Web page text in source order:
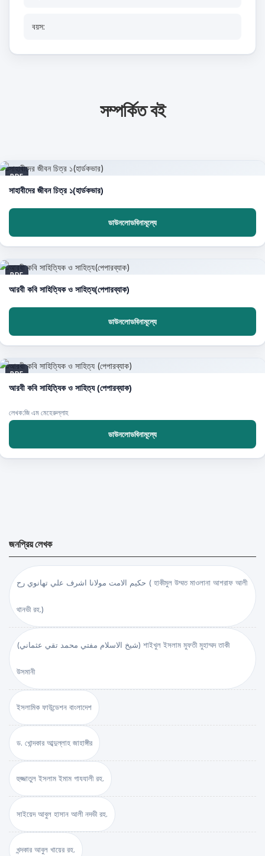
বয়স:
সম্পর্কিত বই
PDF
সাহাবীদের জীবন চিত্র ১(হার্ডকভার)
ডাউনলোডবিনামূল্যে
PDF
আরবী কবি সাহিত্যিক ও সাহিত্য(পেপারব্যাক)
ডাউনলোডবিনামূল্যে
PDF
আরবী কবি সাহিত্যিক ও সাহিত্য (পেপারব্যাক)
লেখক:জি এম মেহেরুল্লাহ
ডাউনলোডবিনামূল্যে
জনপ্রিয় লেখক
حكيم الامت مولانا اشرف علي تهانوي رح ( হাকীমুল উম্মত মাওলানা আশরাফ আলী
থানভী রহ.)
(شيخ الاسلام مفتي محمد تقي عثماني) শাইখুল ইসলাম মুফতী মুহাম্মদ তাকী
উসমানী
ইসলামিক ফাউন্ডেশন বাংলাদেশ
ড. খোন্দকার আব্দুল্লাহ জাহাঙ্গীর
হুজ্জাতুল ইসলাম ইমাম গাযযালী রহ.
সাইয়েদ আবুল হাসান আলী নদভী রহ.
খন্দকার আবুল খায়ের রহ.